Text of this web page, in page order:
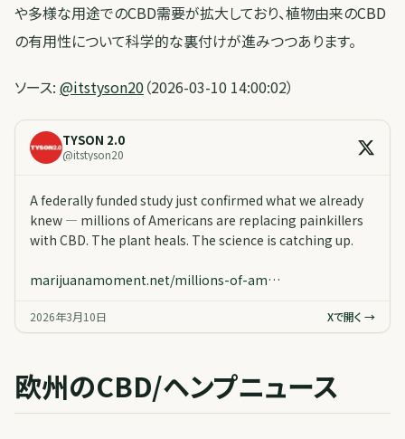
や多様な用途でのCBD需要が拡大しており、植物由来のCBD
の有用性について科学的な裏付けが進みつつあります。
ソース: @itstyson20（2026-03-10 14:00:02）
TYSON 2.0
@itstyson20
A federally funded study just confirmed what we already
knew — millions of Americans are replacing painkillers
with CBD. The plant heals. The science is catching up.
marijuanamoment.net/millions-of-am…
2026年3月10日 Xで開く →
欧州のCBD/ヘンプニュース